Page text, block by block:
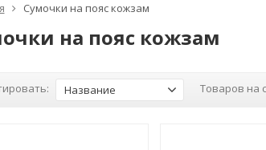
Сумочки на пояс кожзам
на пояс кожзам
Название Товаров на